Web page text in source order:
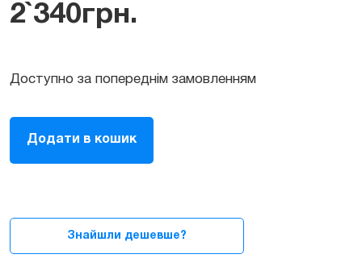
2`340грн.
Доступно за попереднім замовленням
WiFi
антени,
для
Додати в кошик
Знайшли дешевше?